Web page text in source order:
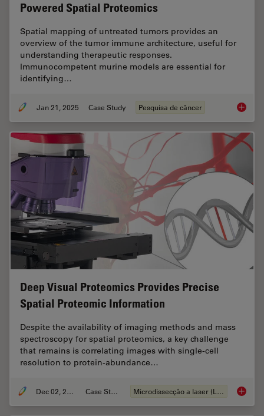
Powered Spatial Proteomics
Spatial mapping of untreated tumors provides an
overview of the tumor immune architecture, useful for
understanding therapeutic responses.
Immunocompetent murine models are essential for
identifying…
Jan 21, 2025 Case Study Pesquisa de câncer
Deep Visual Proteomics Provides Precise
Spatial Proteomic Information
Despite the availability of imaging methods and mass
spectroscopy for spatial proteomics, a key challenge
that remains is correlating images with single-cell
resolution to protein-abundance…
Dec 02, 2024 Case Study Microdissecção a laser (LMD) Deep